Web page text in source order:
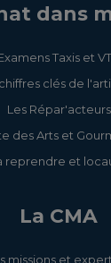
dans
Taxis et
clés de
Les Répar'acteurs
des Arts et
reprendre et
La CMA
missions et